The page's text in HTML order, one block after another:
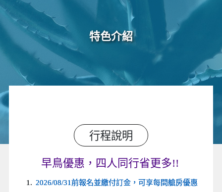
特色介紹
行程說明
早鳥優惠，四人同行省更多!!
2026/08/31前報名並繳付訂金，可享每間艙房優惠